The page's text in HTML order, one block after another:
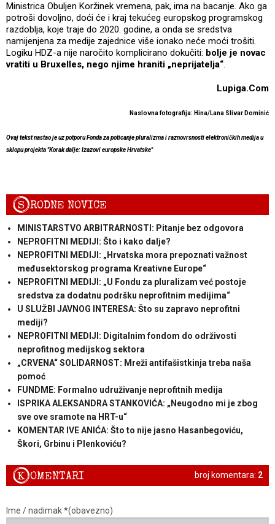
Ministrica Obuljen Koržinek vremena, pak, ima na bacanje. Ako ga
potroši dovoljno, doći će i kraj tekućeg europskog programskog
razdoblja, koje traje do 2020. godine, a onda se sredstva
namijenjena za medije zajednice više ionako neće moći trošiti.
Logiku HDZ-a nije naročito komplicirano dokučiti: bolje je novac
vratiti u Bruxelles, nego njime hraniti „neprijatelja“.
Lupiga.Com
Naslovna fotografija: Hina/Lana Slivar Dominić
Ovaj tekst nastao je uz potporu Fonda za poticanje pluralizma i raznovrsnosti elektroničkih medija u
sklopu projekta "Korak dalje: Izazovi europske Hrvatske"
SRODNE NOVICE
MINISTARSTVO ARBITRARNOSTI: Pitanje bez odgovora
NEPROFITNI MEDIJI: Što i kako dalje?
NEPROFITNI MEDIJI: „Hrvatska mora prepoznati važnost
međusektorskog programa Kreativne Europe“
NEPROFITNI MEDIJI: „U Fondu za pluralizam već postoje
sredstva za dodatnu podršku neprofitnim medijima“
U SLUŽBI JAVNOG INTERESA: Što su zapravo neprofitni
mediji?
NEPROFITNI MEDIJI: Digitalnim fondom do održivosti
neprofitnog medijskog sektora
„CRVENA“ SOLIDARNOST: Mreži antifašistkinja treba naša
pomoć
FUNDME: Formalno udruživanje neprofitnih medija
ISPRIKA ALEKSANDRA STANKOVIĆA: „Neugodno mi je zbog
sve ove sramote na HRT-u“
KOMENTAR IVE ANIĆA: Što to nije jasno Hasanbegoviću,
Škori, Grbinu i Plenkoviću?
broj komentara: 2
KOMENTARI
Ime / nadimak *(obavezno)